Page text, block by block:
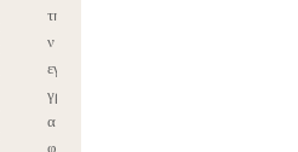
τη
ν
εγ
γρ
α
φ